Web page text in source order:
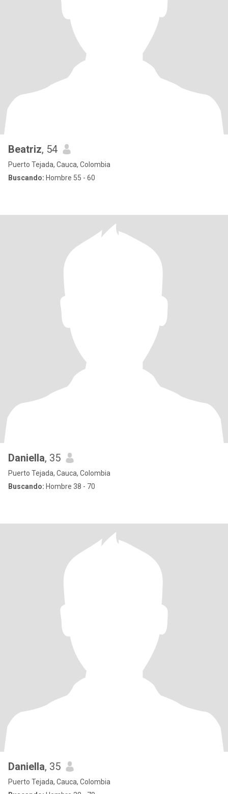
Beatriz, 54
Puerto Tejada, Cauca, Colombia
Buscando: Hombre 55 - 60
Daniella, 35
Puerto Tejada, Cauca, Colombia
Buscando: Hombre 38 - 70
Daniella, 35
Puerto Tejada, Cauca, Colombia